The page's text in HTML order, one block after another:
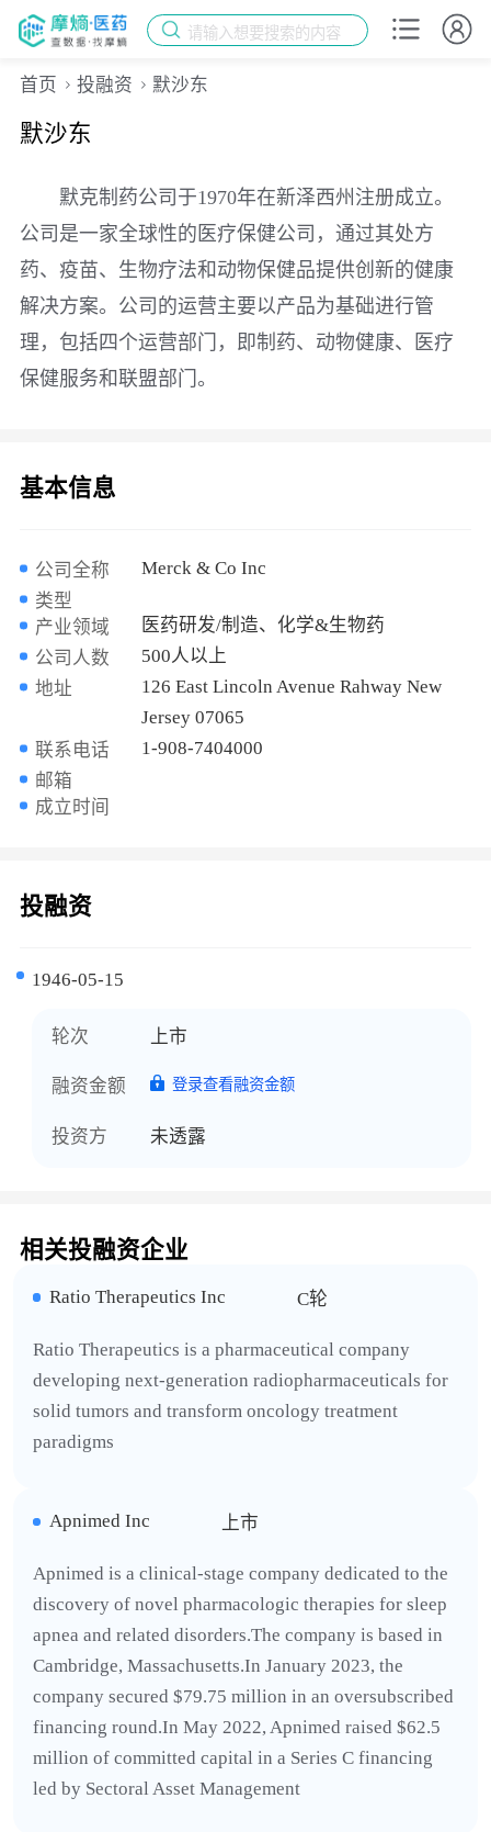
请输入想要搜索的内容
首页 投融资 默沙东
默沙东
默克制药公司于1970年在新泽西州注册成立。
公司是一家全球性的医疗保健公司，通过其处方
药、疫苗、生物疗法和动物保健品提供创新的健康
解决方案。公司的运营主要以产品为基础进行管
理，包括四个运营部门，即制药、动物健康、医疗
保健服务和联盟部门。
基本信息
公司全称
Merck & Co Inc
类型
产业领域
医药研发/制造、化学&生物药
公司人数
500人以上
地址
126 East Lincoln Avenue Rahway New
Jersey 07065
联系电话
1-908-7404000
邮箱
成立时间
投融资
1946-05-15
轮次 上市
融资金额 登录查看融资金额
投资方 未透露
相关投融资企业
Ratio Therapeutics Inc C轮
Ratio Therapeutics is a pharmaceutical company
developing next-generation radiopharmaceuticals for
solid tumors and transform oncology treatment
paradigms
Apnimed Inc 上市
Apnimed is a clinical-stage company dedicated to the
discovery of novel pharmacologic therapies for sleep
apnea and related disorders.The company is based in
Cambridge, Massachusetts.In January 2023, the
company secured $79.75 million in an oversubscribed
financing round.In May 2022, Apnimed raised $62.5
million of committed capital in a Series C financing
led by Sectoral Asset Management